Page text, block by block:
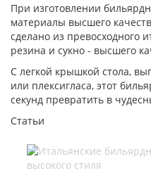
При изготовлении
материалы высшего
сделано из превосходного
резина и сукно - высшего
С легкой крышкой стола,
или плексигласа, этот
секунд превратить в
Статьи